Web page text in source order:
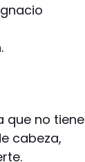
que no tiene
cabeza,